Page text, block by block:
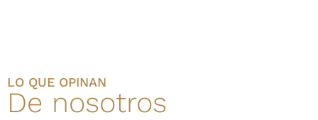
LO QUE OPINAN
De nosotros